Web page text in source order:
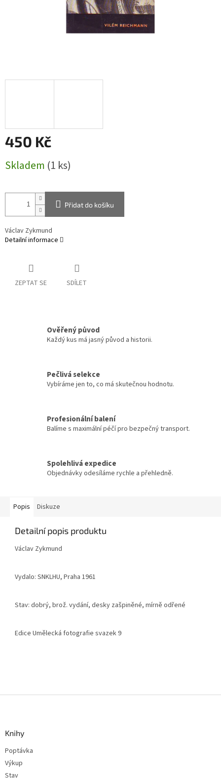
450 Kč
cena:
Skladem (1 ks)
Přidat do košíku
Václav Zykmund
Detailní informace
ZEPTAT SE SDÍLET
Ověřený původ
Každý kus má jasný původ a historii.
Pečlivá selekce
Vybíráme jen to, co má skutečnou hodnotu.
Profesionální balení
Balíme s maximální péčí pro bezpečný transport.
Spolehlivá expedice
Objednávky odesíláme rychle a přehledně.
Popis Diskuze
Detailní popis produktu
Václav Zykmund
Vydalo: SNKLHU, Praha 1961
Stav: dobrý, brož. vydání, desky zašpiněné, mírně odřené
Edice Umělecká fotografie svazek 9
Knihy
Poptávka
Výkup
Stav